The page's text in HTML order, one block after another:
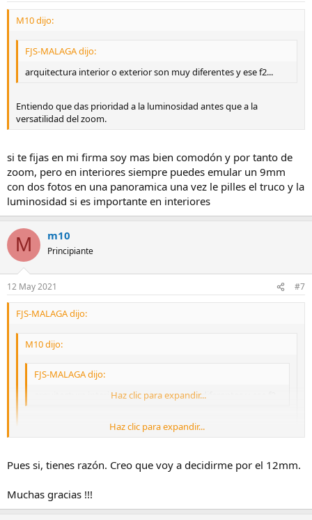
M10 dijo:
FJS-MALAGA dijo:
arquitectura interior o exterior son muy diferentes y ese f2...
Entiendo que das prioridad a la luminosidad antes que a la
versatilidad del zoom.
si te fijas en mi firma soy mas bien comodón y por tanto de
zoom, pero en interiores siempre puedes emular un 9mm
con dos fotos en una panoramica una vez le pilles el truco y la
luminosidad si es importante en interiores
M m10
Principiante
12 May 2021 #7
FJS-MALAGA dijo:
M10 dijo:
FJS-MALAGA dijo:
arquitectura interior o exterior son muy diferentes y ese f2...
Haz clic para expandir...
Entiendo que das prioridad a la luminosidad antes que a la
pero en interiores siempre puedes emular un 9mm con dos fotos en
una panoramica una vez le pilles el truco y la luminosidad si es
Haz clic para expandir...
Pues si, tienes razón. Creo que voy a decidirme por el 12mm.
Muchas gracias !!!